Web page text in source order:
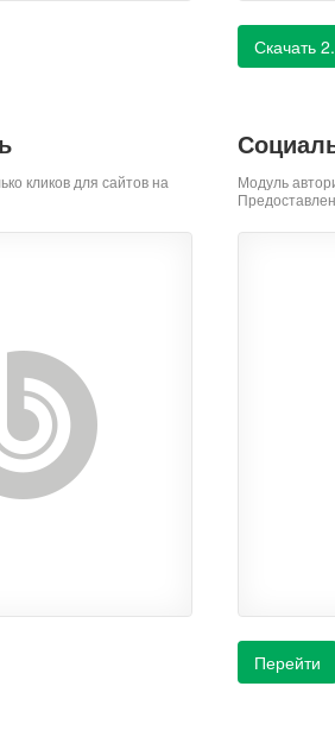
Скачать
кликов для сайтов на
Модуль
Перейти